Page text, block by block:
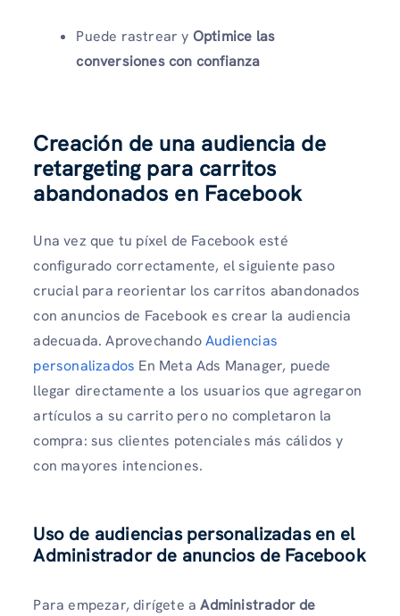
Puede rastrear y Optimice las
conversiones con confianza
Creación de una audiencia de
retargeting para carritos
abandonados en Facebook
Una vez que tu píxel de Facebook esté
configurado correctamente, el siguiente paso
crucial para reorientar los carritos abandonados
con anuncios de Facebook es crear la audiencia
adecuada. AprovechandoAudiencias
personalizados En Meta Ads Manager, puede
llegar directamente a los usuarios que agregaron
artículos a su carrito pero no completaron la
compra: sus clientes potenciales más cálidos y
con mayores intenciones.
Uso de audiencias personalizadas en el
Administrador de anuncios de Facebook
Para empezar, dirígete aAdministrador de